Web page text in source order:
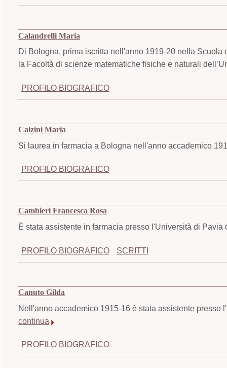
Calandrelli Maria
Di Bologna, prima iscritta nell'anno 1919-20 nella
la Facoltà di scienze matematiche fisiche e naturali
PROFILO BIOGRAFICO
Calzini Maria
Si laurea in farmacia a Bologna nell'anno accademico
PROFILO BIOGRAFICO
Cambieri Francesca Rosa
È stata assistente in farmacia presso l'Università di
PROFILO BIOGRAFICO SCRITTI
Canuto Gilda
Nell'anno accademico 1915-16 è stata assistente
continua
PROFILO BIOGRAFICO